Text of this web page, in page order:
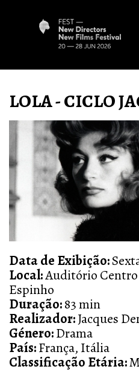
LOLA - CICLO
Data de Exibição:
Local:Auditório
Espinho
Duração:83 min
Realizador:Jacques
Género:Drama
País:França, Itália
Classificação Etária: